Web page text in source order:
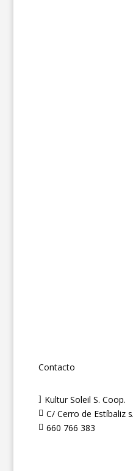
Contacto
] Kultur Soleil S. Coop.
 C/ Cerro de Estíbaliz
 660 766 383